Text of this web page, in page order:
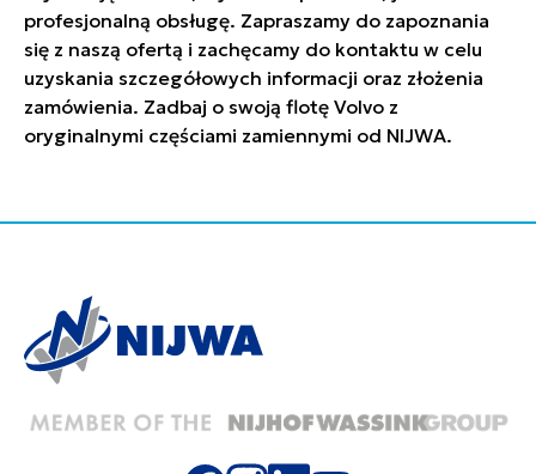
profesjonalną obsługę. Zapraszamy do zapoznania
się z naszą ofertą i zachęcamy do kontaktu w celu
uzyskania szczegółowych informacji oraz złożenia
zamówienia. Zadbaj o swoją flotę Volvo z
oryginalnymi częściami zamiennymi od NIJWA.